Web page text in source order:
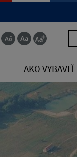
AKO VYBAVIŤ